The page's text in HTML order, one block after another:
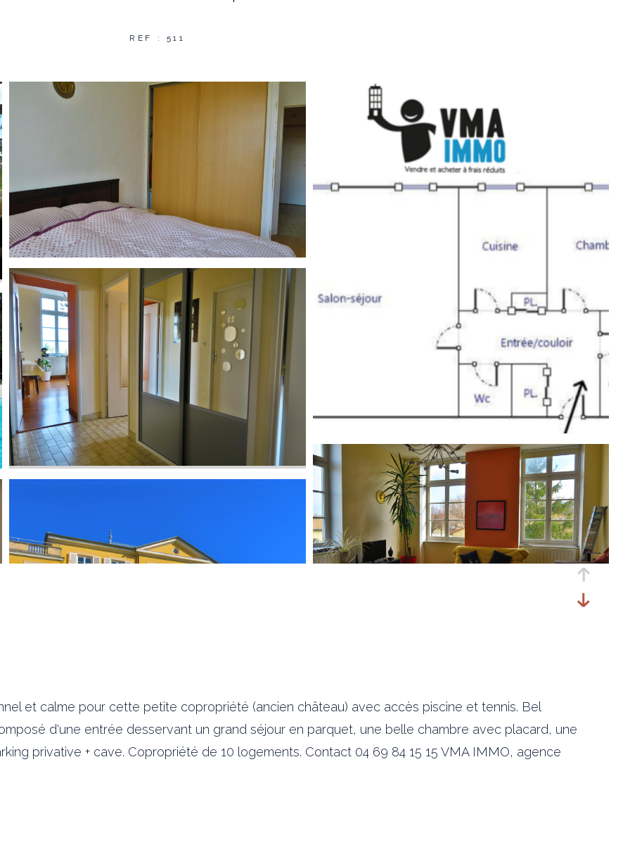
REF : 511
et calme pour cette petite copropriété (ancien château) avec accès piscine et tennis. Bel
d'une entrée desservant un grand séjour en parquet, une belle chambre avec placard, une
privative + cave. Copropriété de 10 logements. Contact 04 69 84 15 15 VMA IMMO, agence